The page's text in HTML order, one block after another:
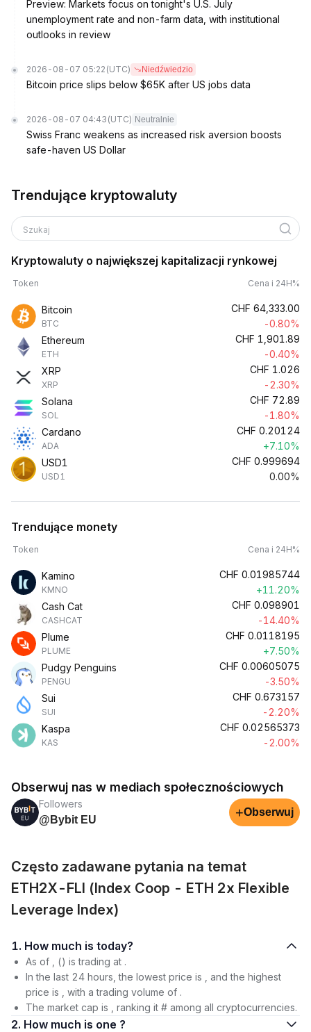
Preview: Markets focus on tonight's U.S. July
unemployment rate and non-farm data, with institutional
outlooks in review
2026-08-07 05:22 (UTC) Niedźwiedzio
Bitcoin price slips below $65K after US jobs data
2026-08-07 04:43 (UTC) Neutralnie
Swiss Franc weakens as increased risk aversion boosts
safe-haven US Dollar
Trendujące kryptowaluty
Szukaj
Kryptowaluty o największej kapitalizacji rynkowej
Token Cena i 24H%
Bitcoin
BTC
CHF 64,333.00
-0.80%
Ethereum
ETH
CHF 1,901.89
-0.40%
XRP
XRP
CHF 1.026
-2.30%
Solana
SOL
CHF 72.89
-1.80%
Cardano
ADA
CHF 0.20124
+7.10%
USD1
USD1
CHF 0.999694
0.00%
Trendujące monety
Token Cena i 24H%
Kamino
KMNO
CHF 0.01985744
+11.20%
Cash Cat
CASHCAT
CHF 0.098901
-14.40%
Plume
PLUME
CHF 0.0118195
+7.50%
Pudgy Penguins
PENGU
CHF 0.00605075
-3.50%
Sui
SUI
CHF 0.673157
-2.20%
Kaspa
KAS
CHF 0.02565373
-2.00%
Obserwuj nas w mediach społecznościowych
Followers
@Bybit EU
+Obserwuj
Często zadawane pytania na temat
ETH2X-FLI (Index Coop - ETH 2x Flexible
Leverage Index)
1. How much is today?
As of , () is trading at .
In the last 24 hours, the lowest price is , and the highest
price is , with a trading volume of .
The market cap is , ranking it # among all cryptocurrencies.
2. How much is one ?